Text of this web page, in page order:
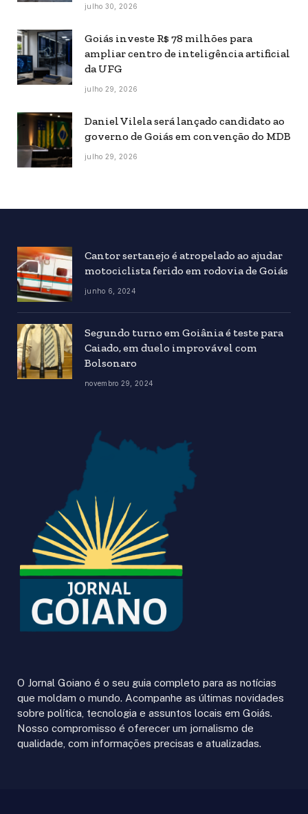
julho 30, 2026
Goiás investe R$ 78 milhões para
ampliar centro de inteligência artificial
da UFG
julho 29, 2026
Daniel Vilela será lançado candidato ao
governo de Goiás em convenção do MDB
julho 29, 2026
Cantor sertanejo é atropelado ao ajudar
motociclista ferido em rodovia de Goiás
junho 6, 2024
Segundo turno em Goiânia é teste para
Caiado, em duelo improvável com
Bolsonaro
novembro 29, 2024
O Jornal Goiano é o seu guia completo para as notícias
que moldam o mundo. Acompanhe as últimas novidades
sobre política, tecnologia e assuntos locais em Goiás.
Nosso compromisso é oferecer um jornalismo de
qualidade, com informações precisas e atualizadas.